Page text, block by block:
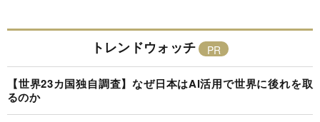
トレンドウォッチ
【世界23カ国独自調査】なぜ日本はAI活用で世界に後れを取
るのか